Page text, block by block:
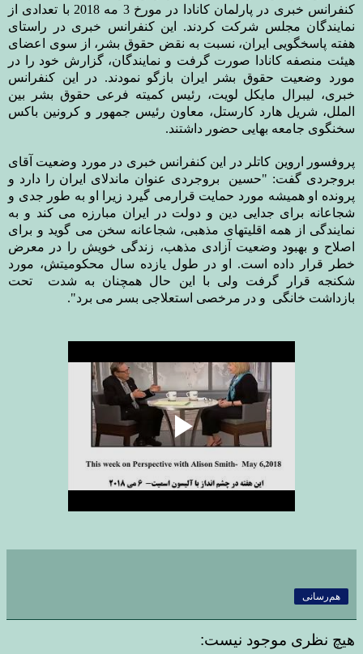
کنفرانس خبری در پارلمان کانادا در مورخ 3 مه 2018 با تعدادی از
نمایندگان مجلس شرکت کردند. این کنفرانس خبری در راستای
هفته پاسخگویی ایران، نسبت به نقض حقوق بشر، از سوی اعضای
هيئت منصفه کانادا صورت گرفت و نمایندگان، گزارش خود را در
مورد وضعیت حقوق بشر ایران بازگو نمودند. در این کنفرانس
خبری، لیبرال مایکل لویت، رئیس کمیته فرعی حقوق بشر بین
الملل، شریل هارد کارستل، معاون رئیس جمهور و کرونین باکس
سخنگوی جامعه بهایی حضور داشتند.
پروفسور اروین کاتلر در این کنفرانس خبری در مورد وضعیت آقای
بروجردی گفت: "حسین بروجردی عنوان ماندلای ایران را دارد و
پرونده او همیشه مورد حمایت قرارمی گیرد زیرا او به طور جدی و
شجاعانه برای جدایی دین و دولت در ایران مبارزه می کند و به
نمایندگی از همه اقلیتهای مذهبی، شجاعانه سخن می گوید و برای
اصلاح و بهبود وضعیت آزادی مذهب، زندگی خویش را در معرض
خطر قرار داده است. او در طول یازده سال محکومیتش، مورد
شکنجه قرار گرفت ولی با این حال همچنان به شدت تحت
بازداشت خانگی و در مرخصی استعلاجی بسر می برد."
هم‌رسانی
هیچ نظری موجود نیست: